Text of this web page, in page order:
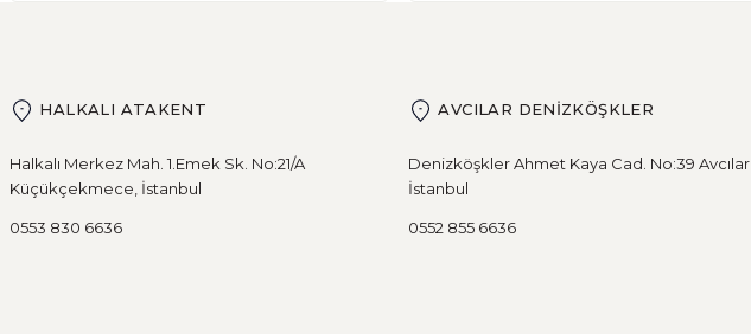
HALKALI ATAKENT
Halkalı Merkez Mah. 1.Emek Sk. No:21/A
Küçükçekmece, İstanbul
0553 830 6636
AVCILAR DENİZKÖŞKLER
Denizköşkler Ahmet Kaya Cad. No:39 Avcılar,
İstanbul
0552 855 6636